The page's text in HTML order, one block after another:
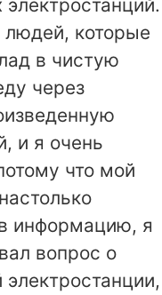
людей, которые
в чистую
через
и я очень
что мой
информацию, я
вопрос о